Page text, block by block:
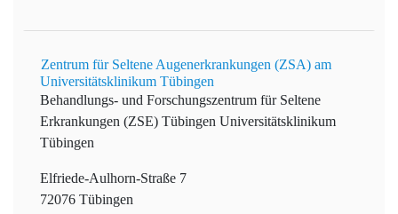
Zentrum für Seltene Augenerkrankungen (ZSA) am
Universitätsklinikum Tübingen
Behandlungs- und Forschungszentrum für Seltene
Erkrankungen (ZSE) Tübingen Universitätsklinikum
Tübingen
Elfriede-Aulhorn-Straße 7
72076 Tübingen